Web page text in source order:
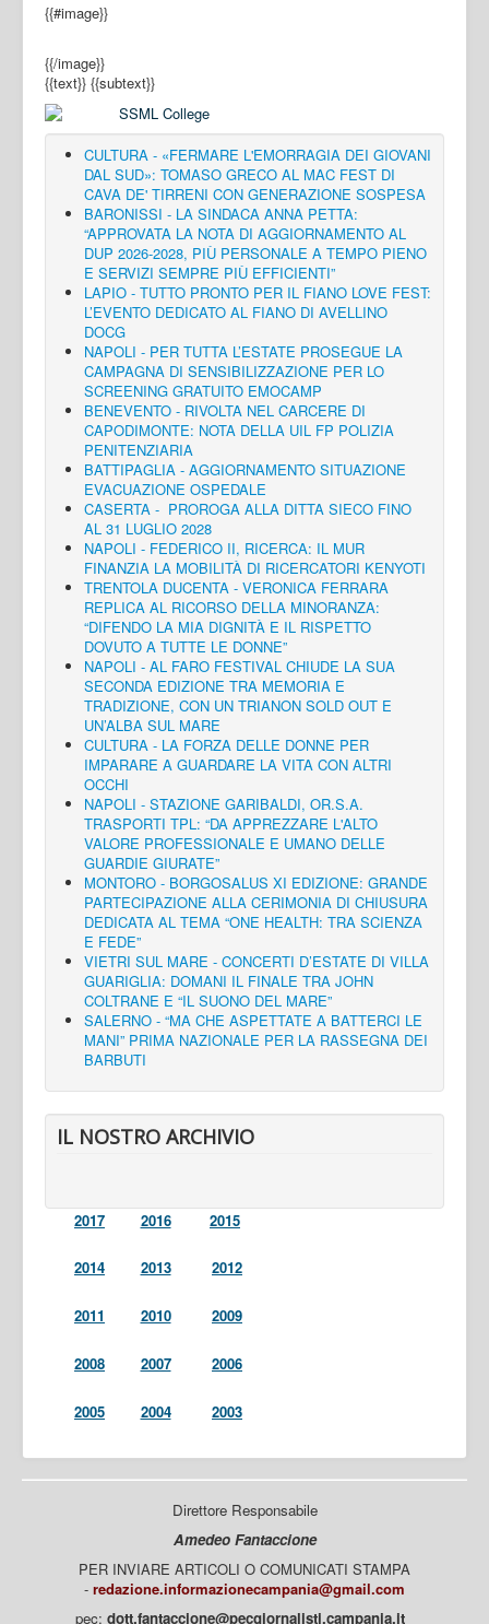
{{#image}}
{{/image}}
{{text}} {{subtext}}
CULTURA - «FERMARE L'EMORRAGIA DEI GIOVANI
DAL SUD»: TOMASO GRECO AL MAC FEST DI
CAVA DE' TIRRENI CON GENERAZIONE SOSPESA
BARONISSI - LA SINDACA ANNA PETTA:
“APPROVATA LA NOTA DI AGGIORNAMENTO AL
DUP 2026-2028, PIÙ PERSONALE A TEMPO PIENO
E SERVIZI SEMPRE PIÙ EFFICIENTI”
LAPIO - TUTTO PRONTO PER IL FIANO LOVE FEST:
L’EVENTO DEDICATO AL FIANO DI AVELLINO
DOCG
NAPOLI - PER TUTTA L’ESTATE PROSEGUE LA
CAMPAGNA DI SENSIBILIZZAZIONE PER LO
SCREENING GRATUITO EMOCAMP
BENEVENTO - RIVOLTA NEL CARCERE DI
CAPODIMONTE: NOTA DELLA UIL FP POLIZIA
PENITENZIARIA
BATTIPAGLIA - AGGIORNAMENTO SITUAZIONE
EVACUAZIONE OSPEDALE
CASERTA - PROROGA ALLA DITTA SIECO FINO
AL 31 LUGLIO 2028
NAPOLI - FEDERICO II, RICERCA: IL MUR
FINANZIA LA MOBILITÀ DI RICERCATORI KENYOTI
TRENTOLA DUCENTA - VERONICA FERRARA
REPLICA AL RICORSO DELLA MINORANZA:
“DIFENDO LA MIA DIGNITÀ E IL RISPETTO
DOVUTO A TUTTE LE DONNE”
NAPOLI - AL FARO FESTIVAL CHIUDE LA SUA
SECONDA EDIZIONE TRA MEMORIA E
TRADIZIONE, CON UN TRIANON SOLD OUT E
UN’ALBA SUL MARE
CULTURA - LA FORZA DELLE DONNE PER
IMPARARE A GUARDARE LA VITA CON ALTRI
OCCHI
NAPOLI - STAZIONE GARIBALDI, OR.S.A.
TRASPORTI TPL: “DA APPREZZARE L'ALTO
VALORE PROFESSIONALE E UMANO DELLE
GUARDIE GIURATE”
MONTORO - BORGOSALUS XI EDIZIONE: GRANDE
PARTECIPAZIONE ALLA CERIMONIA DI CHIUSURA
DEDICATA AL TEMA “ONE HEALTH: TRA SCIENZA
E FEDE”
VIETRI SUL MARE - CONCERTI D’ESTATE DI VILLA
GUARIGLIA: DOMANI IL FINALE TRA JOHN
COLTRANE E “IL SUONO DEL MARE”
SALERNO - “MA CHE ASPETTATE A BATTERCI LE
MANI” PRIMA NAZIONALE PER LA RASSEGNA DEI
BARBUTI
IL NOSTRO ARCHIVIO
2017 2016 2015
2014 2013 2012
2011 2010 2009
2008 2007 2006
2005 2004 2003
Direttore Responsabile
Amedeo Fantaccione
PER INVIARE ARTICOLI O COMUNICATI STAMPA
- redazione.informazionecampania@gmail.com
pec: dott.fantaccione@pecgiornalisti.campania.it